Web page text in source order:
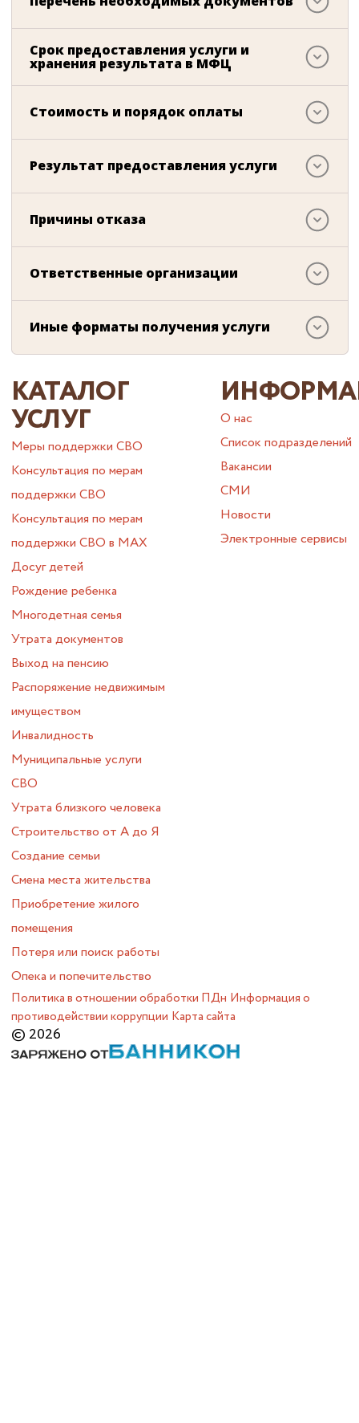
Срок предоставления услуги и
хранения результата в МФЦ
Стоимость и порядок оплаты
Результат предоставления услуги
Причины отказа
Ответственные организации
Иные форматы получения услуги
КАТАЛОГ
УСЛУГ
Меры поддержки СВО
Консультация по мерам
поддержки СВО
Консультация по мерам
поддержки СВО в МАХ
Досуг детей
Рождение ребенка
Многодетная семья
Утрата документов
Выход на пенсию
Распоряжение недвижимым
имуществом
Инвалидность
Муниципальные услуги
СВО
Утрата близкого человека
Строительство от А до Я
Создание семьи
Смена места жительства
Приобретение жилого
помещения
Потеря или поиск работы
Опека и попечительство
О нас
Список подразделений
Вакансии
СМИ
Новости
Электронные сервисы
Политика в отношении обработки ПДн Информация о
противодействии коррупции Карта сайта
© 2026